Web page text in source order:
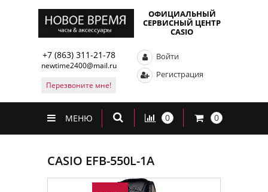
ОФИЦИАЛЬНЫЙ
СЕРВИСНЫЙ ЦЕНТР
CASIO
+7 (863) 311-21-78
newtime2400@mail.ru
Перезвоните мне!
Войти
Регистрация
МЕНЮ 0 0
CASIO EFB-550L-1A